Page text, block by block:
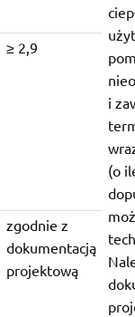
i
(o
≥ 2,9
zgodnie z
dokumentacją
projektową